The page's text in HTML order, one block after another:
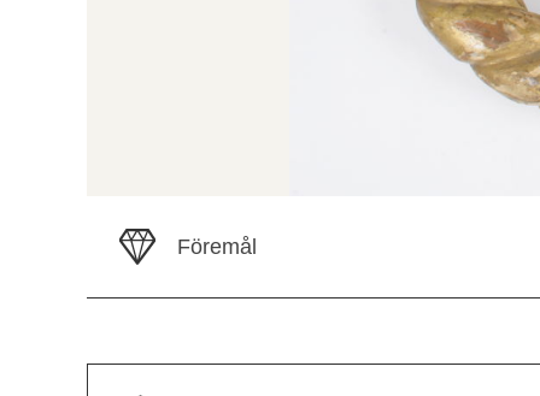
Föremål